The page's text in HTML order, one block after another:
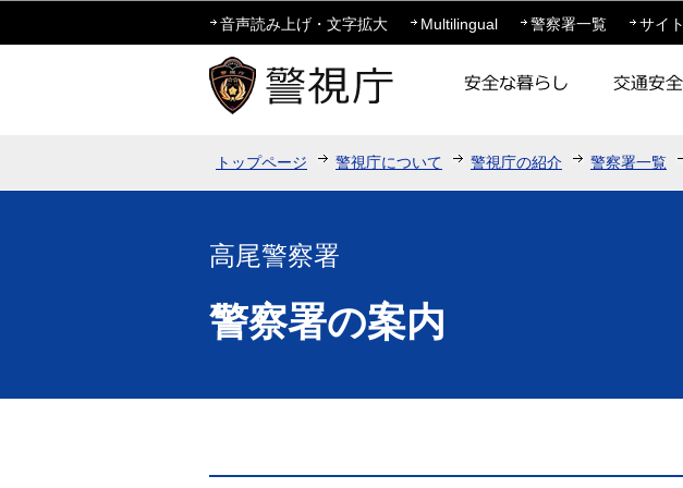
この
音声読み上げ・文字拡大 Multilingual 警察署一覧 サイ
トップページ 警視庁について 警視庁の紹介 警察署一覧
高尾警察署
警察署の案内